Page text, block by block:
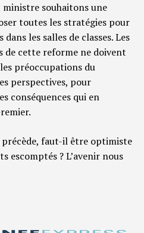
souhaitons une
toutes les stratégies pour
les salles de classes. Les
de cette reforme ne doivent
préoccupations du
perspectives, pour
conséquences qui en
faut-il être optimiste
escomptés ? L’avenir nous